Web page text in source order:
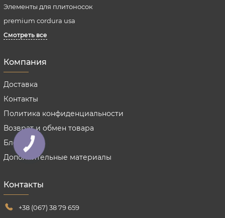
Элементы для плитоносок
premium cordura usa
Смотреть все
Компания
Доставка
Контакты
Политика конфиденциальности
Возврат и обмен товара
Блог
Дополнительные материалы
Контакты
+38 (067) 38 79 659
КНОПКА
ЗВ'ЯЗКУ